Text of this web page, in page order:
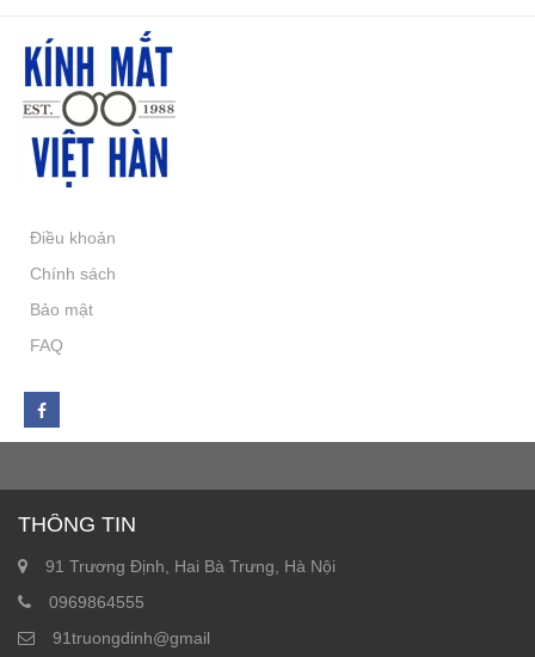
Điều khoản
Chính sách
Bảo mật
FAQ
THÔNG TIN
91 Trương Định, Hai Bà Trưng, Hà Nội
0969864555
91truongdinh@gmail